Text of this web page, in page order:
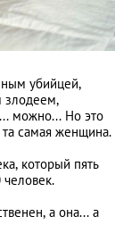
убийцей,
злодеем,
можно... Но это
самая женщина.
который пять
а она... а